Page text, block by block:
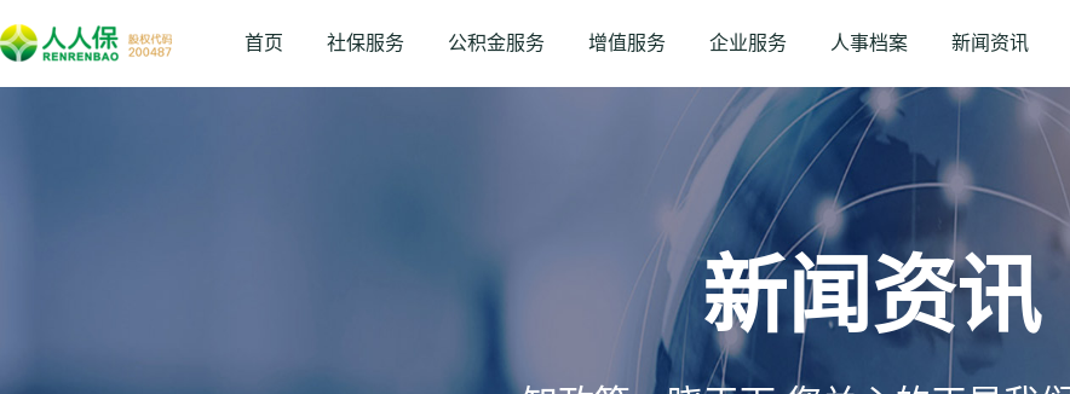
首页 社保服务 公积金服务 增值服务 企业服务 人事档案 新闻资讯
新闻资讯